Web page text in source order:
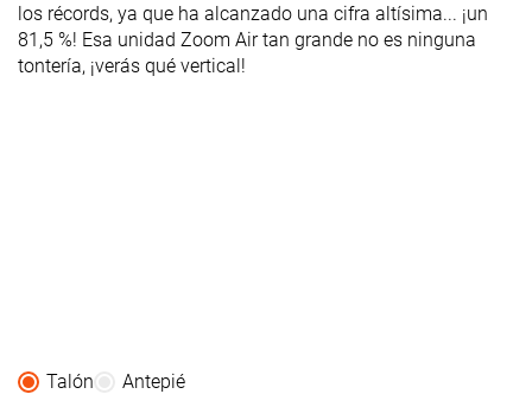
los récords, ya que ha alcanzado una cifra altísima... ¡un
81,5 %! Esa unidad Zoom Air tan grande no es ninguna
tontería, ¡verás qué vertical!
Talón
Antepié